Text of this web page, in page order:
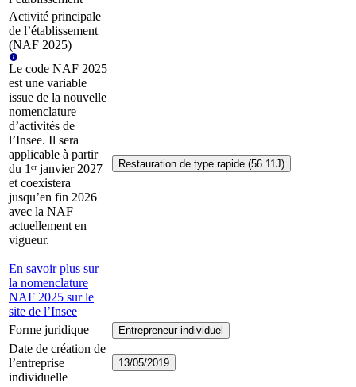
Activité principale
de l’établissement
(NAF 2025)
Le code NAF 2025
est une variable
issue de la nouvelle
nomenclature
d’activités de
l’Insee. Il sera
applicable à partir
du 1ᵉʳ janvier 2027
et coexistera
jusqu’en fin 2026
avec la NAF
actuellement en
vigueur.
En savoir plus sur
la nomenclature
NAF 2025 sur le
site de l’Insee
Restauration de type rapide (56.11J)
Forme juridique Entrepreneur individuel
Date de création de
l’entreprise
individuelle
13/05/2019